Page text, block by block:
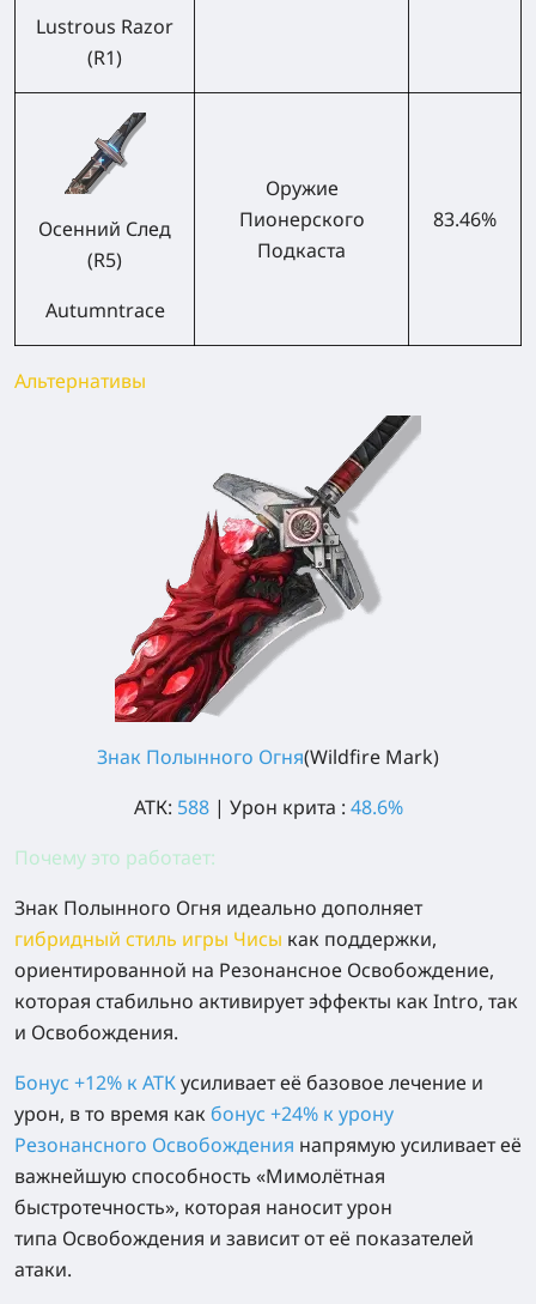
Lustrous Razor
(R1)
Осенний След
(R5)
Autumntrace
Оружие
Пионерского
Подкаста
83.46%
Альтернативы
Знак Полынного Огня(Wildfire Mark)
АТК: 588 | Урон крита : 48.6%
Почему это работает:
Знак Полынного Огня идеально дополняет
гибридный стиль игры Чисы как поддержки,
ориентированной на Резонансное Освобождение,
которая стабильно активирует эффекты как Intro, так
и Освобождения.
Бонус +12% к АТКусиливает её базовое лечение и
урон, в то время как бонус +24% к урону
Резонансного Освобождения напрямую усиливает её
важнейшую способность «Мимолётная
быстротечность», которая наносит урон
типа Освобождения и зависит от её показателей
атаки.